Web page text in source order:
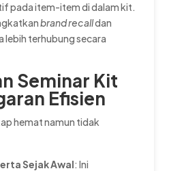
pada item-item di dalam kit.
brand recalldan
lebih terhubung secara
Seminar Kit
Efisien
hemat namun tidak
Sejak Awal: Ini